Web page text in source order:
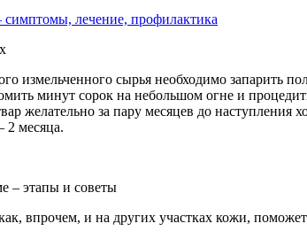
симптомы, лечение, профилактика
измельченного сырья необходимо запарить
минут сорок на небольшом огне и
желательно за пару месяцев до
2 месяца.
– этапы и советы
впрочем, и на других участках кожи,